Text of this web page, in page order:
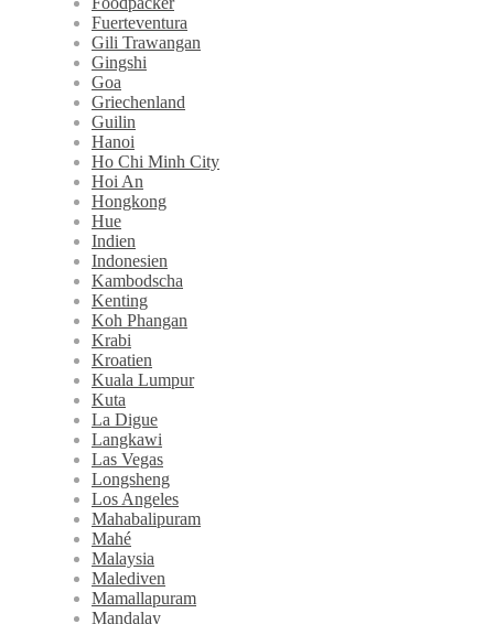
Fuerteventura
Gili Trawangan
Gingshi
Goa
Griechenland
Guilin
Hanoi
Ho Chi Minh City
Hoi An
Hongkong
Hue
Indien
Indonesien
Kambodscha
Kenting
Koh Phangan
Krabi
Kroatien
Kuala Lumpur
Kuta
La Digue
Langkawi
Las Vegas
Longsheng
Los Angeles
Mahabalipuram
Mahé
Malaysia
Malediven
Mamallapuram
Mandalay